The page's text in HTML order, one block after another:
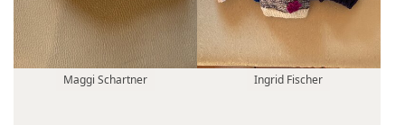
Maggi Schartner Ingrid Fischer